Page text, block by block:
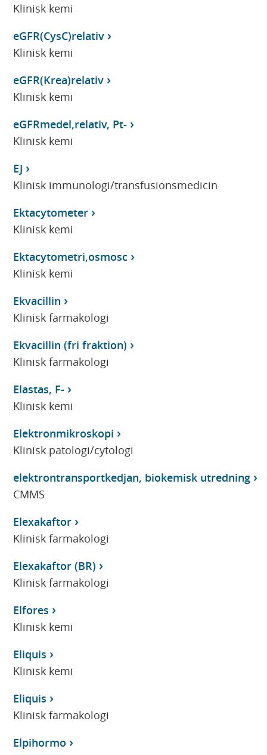
Klinisk kemi
eGFR(CysC)relativ
Klinisk kemi
eGFR(Krea)relativ
Klinisk kemi
eGFRmedel,relativ, Pt-
Klinisk kemi
EJ
Klinisk immunologi/transfusionsmedicin
Ektacytometer
Klinisk kemi
Ektacytometri,osmosc
Klinisk kemi
Ekvacillin
Klinisk farmakologi
Ekvacillin (fri fraktion)
Klinisk farmakologi
Elastas, F-
Klinisk kemi
Elektronmikroskopi
Klinisk patologi/cytologi
elektrontransportkedjan, biokemisk utredning
CMMS
Elexakaftor
Klinisk farmakologi
Elexakaftor (BR)
Klinisk farmakologi
Elfores
Klinisk kemi
Eliquis
Klinisk kemi
Eliquis
Klinisk farmakologi
Elpihormo